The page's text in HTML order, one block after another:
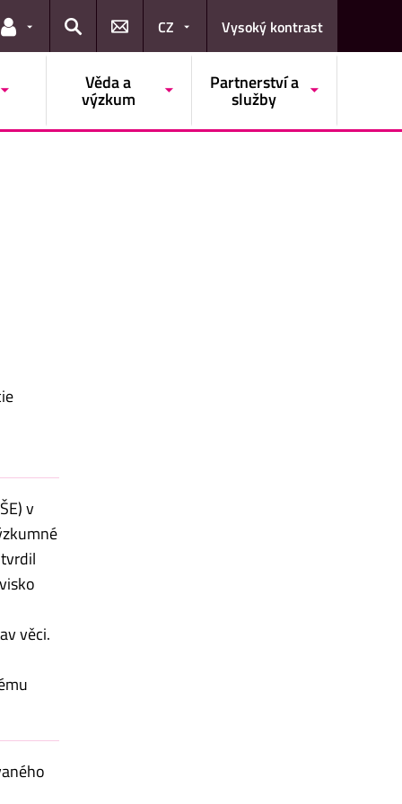
Odkazy pro uživatele
Hledat
CZ Vysoký kontrast
Věda a
výzkum
Partnerství a
služby
v
věci.